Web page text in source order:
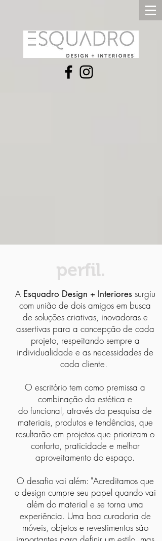
perfil.
A Esquadro Design + Interioressurgiu
com união de dois amigos em busca
de soluções criativas, inovadoras e
assertivas para a concepção de cada
projeto, respeitando sempre a
individualidade e as necessidades de
cada cliente.
O escritório tem como premissa a
combinação da estética e
do funcional, através da pesquisa de
materiais, produtos e tendências, que
resultarão em projetos que priorizam o
conforto, praticidade e melhor
aproveitamento do espaço.
O desafio vai além: "Acreditamos que
o design cumpre seu papel quando vai
além do material e se torna uma
experiência. Uma boa curadoria de
móveis, objetos e revestimentos são